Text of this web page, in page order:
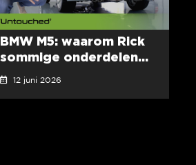
BMW M5: waarom Rick
sommige onderdelen...
12 juni 2026